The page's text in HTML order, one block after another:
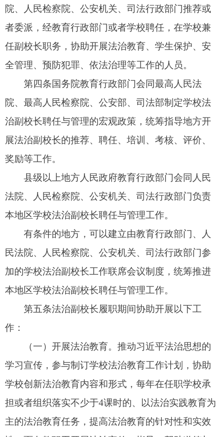
展法治副校长的推荐、聘任、培训、考核、评价、
奖励等工作。
法院、人民检察院、公安机关、司法行政部门负责
本地区学校法治副校长聘任与管理工作。
有条件的地方，可以建立由教育行政部门、人
民法院、人民检察院、公安机关、司法行政部门参
加的学校法治副校长工作联席会议制度，统筹推进
第五条 法治副校长履职期间协助开展以下工
作：
（一）开展法治教育。推动习近平法治思想的
学习宣传，参与制订学校法治教育工作计划，协助
学校创新法治教育内容和形式，每年在任职学校承
主的法治教育任务，提高法治教育的针对性和实效
性。面向教职工开展法治宣传，指导、帮助道德与
法治等课程教师开展法治教育。
（二）保护学生权益。参与学校学生权益保护
制度的制定、执行，参加学生保护委员会、学生欺
职责，依法保护学生权益。
（三）预防未成年人犯罪。指导学校对未成年
学生进行有针对性的预防犯罪教育，对有不良行为
的学生加强管理和教育。
（四）参与安全管理。指导学校完善安全管理
健全安全事故预防与处置机制，主持或者参与学校